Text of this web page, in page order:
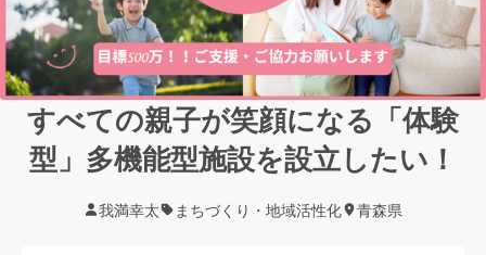
すべての親子が笑顔になる「体験
型」多機能型施設を設立したい！
我満幸太 まちづくり・地域活性化 青森県